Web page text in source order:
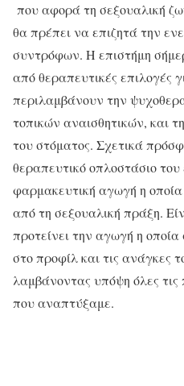
που αφορά τη σεξουαλική
θα πρέπει να επιζητά την
συντρόφων. Η επιστήμη
από θεραπευτικές επιλογές
περιλαμβάνουν την
τοπικών αναισθητικών, και
του στόματος. Σχετικά
θεραπευτικό οπλοστάσιο
φαρμακευτική αγωγή η
από τη σεξουαλική πράξη.
προτείνει την αγωγή η
στο προφίλ και τις ανάγκες
λαμβάνοντας υπόψη όλες
που αναπτύξαμε.